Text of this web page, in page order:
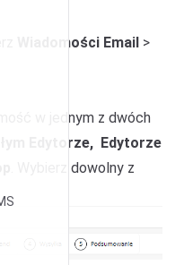
Wiadomości Email >
w jednym z dwóch
Edytorze, Edytorze
. Wybierz dowolny z